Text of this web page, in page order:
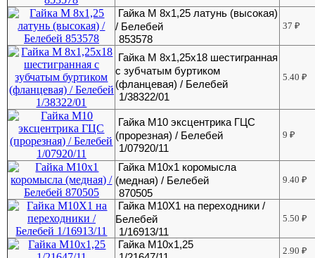
Гайка М 8х1,25 латунь (высокая)
/ Белебей
853578
37₽
Гайка М 8х1,25х18 шестигранная
с зубчатым буртиком
(фланцевая) / Белебей
1/38322/01
5.40₽
Гайка М10 эксцентрика ГЦС
(прорезная) / Белебей
1/07920/11
9₽
Гайка М10х1 коромысла
(медная) / Белебей
870505
9.40₽
Гайка М10Х1 на переходники /
Белебей
1/16913/11
5.50₽
Гайка М10х1,25
2.90₽